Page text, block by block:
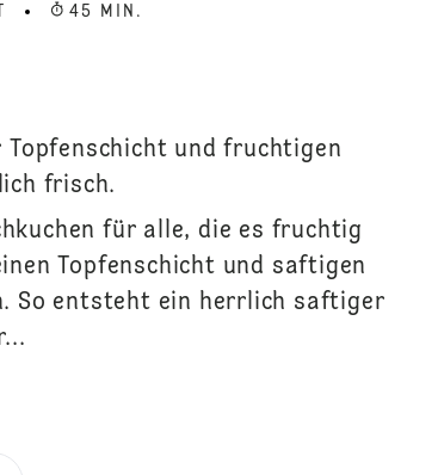
45 MIN.
und fruchtigen
frisch.
für alle, die es fruchtig
Topfenschicht und saftigen
So entsteht ein herrlich saftiger